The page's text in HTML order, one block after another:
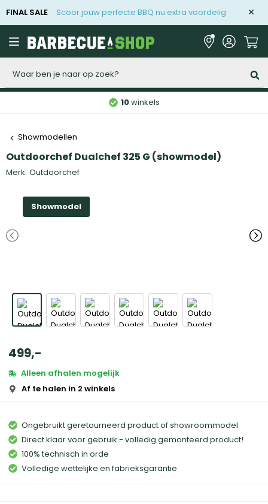
FINAL SALE Scoor jouw perfecte BBQ nu extra voordelig
10winkels
Showmodellen
Outdoorchef Dualchef 325 G (showmodel)
Merk: Outdoorchef
Showmodel
499,-
Alleen afhalen mogelijk
Af te halen in 2 winkels
Ongebruikt geretourneerd product of showroommodel
Direct klaar voor gebruik - volledig gemonteerd product!
100% technisch in orde
Volledige wettelijke en fabrieksgarantie